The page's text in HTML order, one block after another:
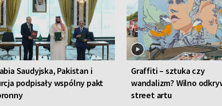
Saudyjska, Pakistan i
podpisały wspólny pakt
Graffiti – sztuka czy
wandalizm? Wilno
street artu